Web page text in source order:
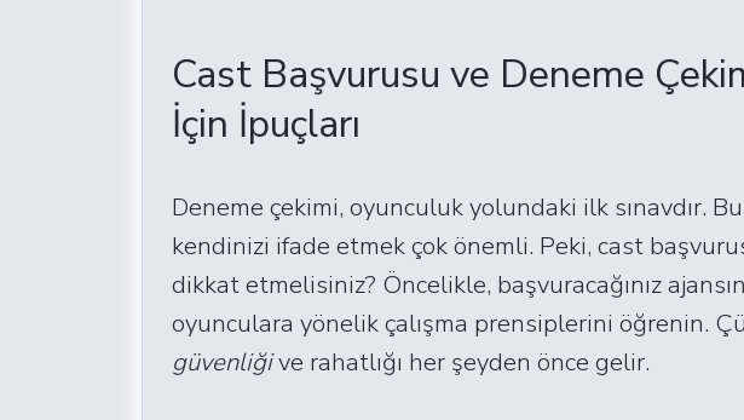
Cast Başvurusu ve Deneme
İçin İpuçları
Deneme çekimi, oyunculuk yolundaki ilk sınavdır.
kendinizi ifade etmek çok önemli. Peki, cast
dikkat etmelisiniz? Öncelikle, başvuracağınız
oyunculara yönelik çalışma prensiplerini öğrenin.
güvenliğive rahatlığı her şeyden önce gelir.